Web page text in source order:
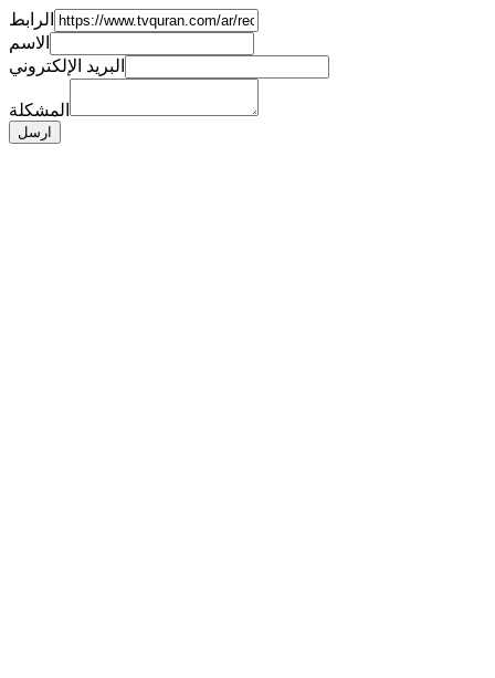
الرابط
الاسم
البريد الإلكتروني
المشكلة
ارسل